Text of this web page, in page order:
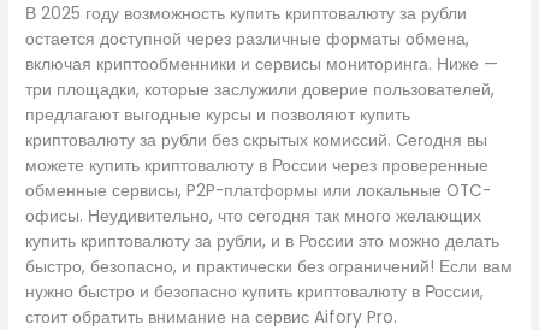
В 2025 году возможность купить криптовалюту за рубли
остается доступной через различные форматы обмена,
включая криптообменники и сервисы мониторинга. Ниже —
три площадки, которые заслужили доверие пользователей,
предлагают выгодные курсы и позволяют купить
криптовалюту за рубли без скрытых комиссий. Сегодня вы
можете купить криптовалюту в России через проверенные
обменные сервисы, P2P-платформы или локальные OTC-
офисы. Неудивительно, что сегодня так много желающих
купить криптовалюту за рубли, и в России это можно делать
быстро, безопасно, и практически без ограничений! Если вам
нужно быстро и безопасно купить криптовалюту в России,
стоит обратить внимание на сервис Aifory Pro.